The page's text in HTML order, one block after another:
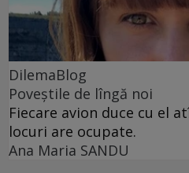
DilemaBlog
Poveștile de lîngă noi
Fiecare avion duce cu el
locuri are ocupate.
Ana Maria SANDU